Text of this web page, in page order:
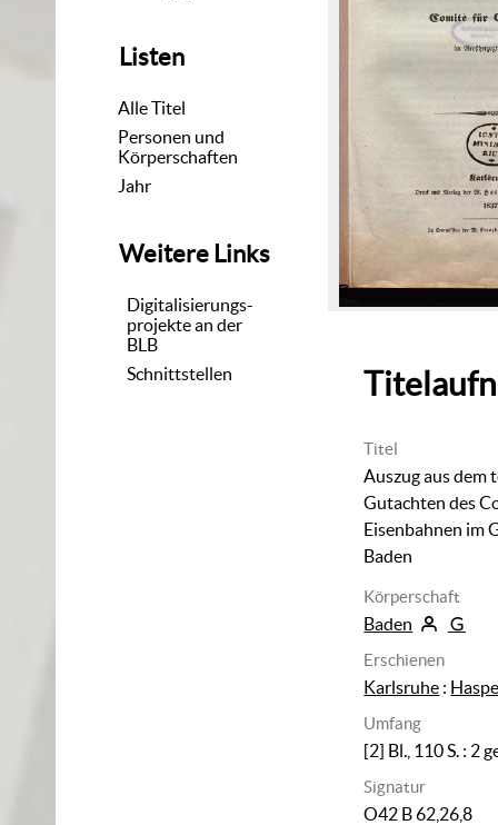
Listen
Alle Titel
Personen und
Körperschaften
Jahr
Weitere Links
Digitalisierungs-
projekte an der
BLB
Schnittstellen
Titel
Auszug aus dem
Gutachten des
Eisenbahnen im
Baden
Körperschaft
Baden
Erschienen
Karlsruhe :
Umfang
[2] Bl., 110 S. : 2
Signatur
O42 B 62,26,8